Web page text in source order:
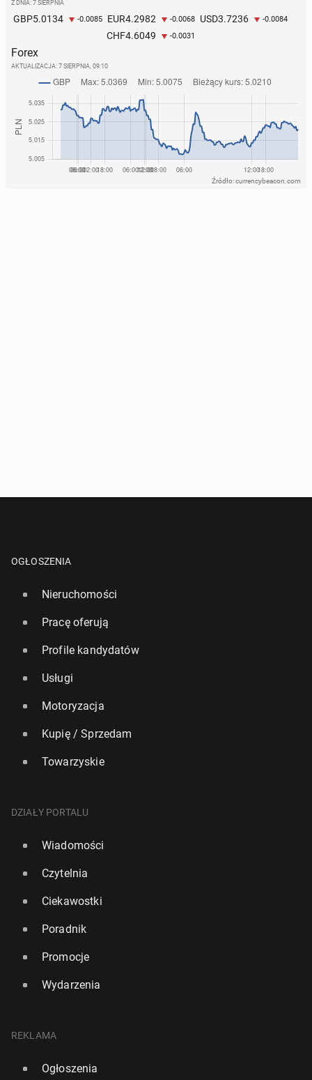
Z DNIA: 7 SIERPNIA
GBP5.0134 -0.0085 EUR4.2982 -0.0068 USD3.7236 -0.0084
CHF4.6049 -0.0031
Forex
AKTUALIZACJA: 7 SIERPNIA, 09:10
Źródło: currencybeacon.com
OGŁOSZENIA
Nieruchomości
Pracę oferują
Profile kandydatów
Usługi
Motoryzacja
Kupię / Sprzedam
Towarzyskie
DZIAŁY PORTALU
Wiadomości
Czytelnia
Ciekawostki
Poradnik
Promocje
Wydarzenia
REKLAMA
Ogłoszenia